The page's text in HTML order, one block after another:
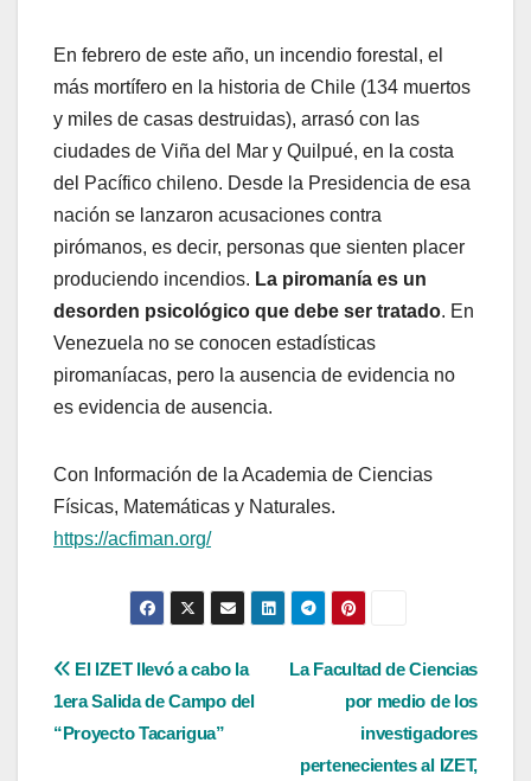
En febrero de este año, un incendio forestal, el
más mortífero en la historia de Chile (134 muertos
y miles de casas destruidas), arrasó con las
ciudades de Viña del Mar y Quilpué, en la costa
del Pacífico chileno. Desde la Presidencia de esa
nación se lanzaron acusaciones contra
pirómanos, es decir, personas que sienten placer
produciendo incendios. La piromanía es un
desorden psicológico que debe ser tratado. En
Venezuela no se conocen estadísticas
piromaníacas, pero la ausencia de evidencia no
es evidencia de ausencia.
Con Información de la Academia de Ciencias
Físicas, Matemáticas y Naturales.
https://acfiman.org/
Navegación
de
La Facultad de Ciencias
por medio de los
investigadores
pertenecientes al IZET,
El IZET llevó a cabo la
1era Salida de Campo del
“Proyecto Tacarigua”